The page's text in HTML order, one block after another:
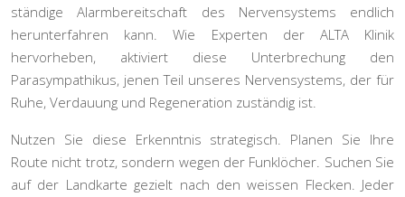
ständige Alarmbereitschaft des Nervensystems endlich
herunterfahren kann. Wie Experten der ALTA Klinik
hervorheben, aktiviert diese Unterbrechung den
Parasympathikus, jenen Teil unseres Nervensystems, der für
Ruhe, Verdauung und Regeneration zuständig ist.
Nutzen Sie diese Erkenntnis strategisch. Planen Sie Ihre
Route nicht trotz, sondern wegen der Funklöcher. Suchen Sie
auf der Landkarte gezielt nach den weissen Flecken. Jeder